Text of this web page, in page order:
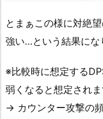
とまぁこの様に対絶
強い…という結果にな
※比較時に想定する
弱くなると想定され
→ カウンター攻撃の